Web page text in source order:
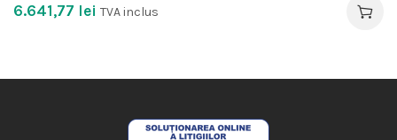
6.641,77 lei TVA inclus